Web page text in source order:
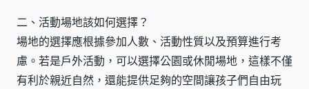
二、活動場地該如何選擇？
場地的選擇應根據參加人數、活動性質以及預算進行考
慮。若是戶外活動，可以選擇公園或休閒場地，這樣不僅
有利於親近自然，還能提供足夠的空間讓孩子們自由玩